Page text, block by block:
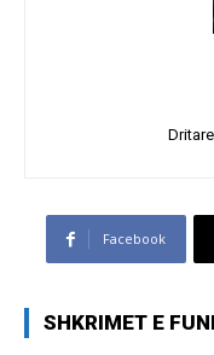
Facebook
SHKRIMET E